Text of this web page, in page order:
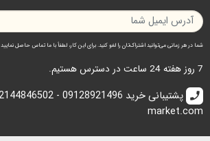
شما در هر زمانی می‌توانید اشتراک‌تان را لغو کنید. برای این کار، لطفاً با ما تماس حاصل نمایید
7 روز هفته 24 ساعت در دسترس هستیم.
call پشتیبانی خرید 09128921496 - 02144846502
market.com